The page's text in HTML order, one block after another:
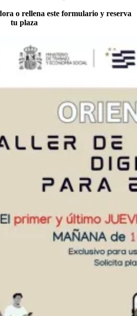
o rellena este formulario y reserva
tu plaza